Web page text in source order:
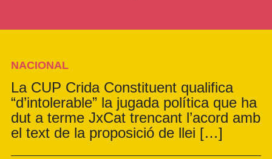
NACIONAL
La CUP Crida Constituent qualifica
“d’intolerable” la jugada política que ha
dut a terme JxCat trencant l’acord amb
el text de la proposició de llei […]